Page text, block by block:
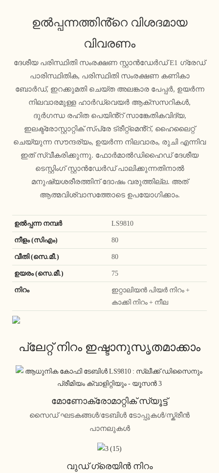
ഉൽപ്പന്നത്തിൻ്റെ വിശദമായ
വിവരണം
ദേശീയ പരിസ്ഥിതി സംരക്ഷണ സ്റ്റാൻഡേർഡ് E1 ഗ്രേഡ്
പാരിസ്ഥിതിക, പരിസ്ഥിതി സംരക്ഷണ കണികാ
ബോർഡ്, ഇറക്കുമതി ചെയ്ത അലങ്കാര പേപ്പർ, ഉയർന്ന
നിലവാരമുള്ള ഹാർഡ്‌വെയർ ആക്സസറികൾ,
ദുർഗന്ധ രഹിത പെയിൻ്റ് സാങ്കേതികവിദ്യ,
ഇലക്ട്രോസ്റ്റാറ്റിക് സ്പ്രേ ട്രീറ്റ്മെൻ്റ്, ഹൈലൈറ്റ്
ചെയ്യുന്ന സൗന്ദര്യം, ഉയർന്ന നിലവാരം, രുചി എന്നിവ
ഇത് സ്വീകരിക്കുന്നു. ഫോർമാൽഡിഹൈഡ് ദേശീയ
ടെസ്റ്റിംഗ് സ്റ്റാൻഡേർഡ് പാലിക്കുന്നതിനാൽ
മനുഷ്യശരീരത്തിന് ദോഷം വരുത്തില്ല. അത്
ആത്മവിശ്വാസത്തോടെ ഉപയോഗിക്കാം.
ഉൽപ്പന്ന നമ്പർ LS9810
നീളം (സിഎം) 80
വീതി (സെ.മീ.) 80
ഉയരം (സെ.മീ.) 75
നിറം
ഇറ്റാലിയൻ പിയർ നിറം +
കാക്കി നിറം + നീല
പ്ലേറ്റ് നിറം ഇഷ്ടാനുസൃതമാക്കാം
മോണോക്രോമാറ്റിക് സ്യൂട്ട്
സൈഡ് ഘടകങ്ങൾ/ടേബിൾ ടോപ്പുകൾ/സ്ക്രീൻ
പാനലുകൾ
വുഡ് ഗ്രെയിൻ നിറം